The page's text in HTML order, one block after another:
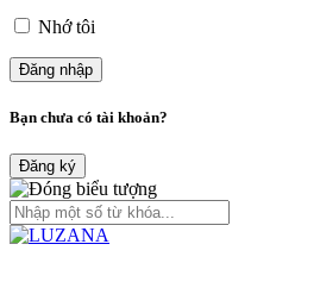
Nhớ tôi
Bạn chưa có tài khoản?
Đăng ký